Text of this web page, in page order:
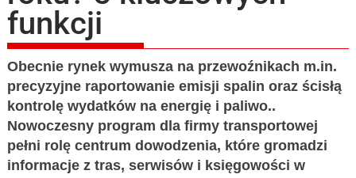
funkcji
Obecnie rynek wymusza na przewoźnikach m.in.
precyzyjne raportowanie emisji spalin oraz ścisłą
kontrolę wydatków na energię i paliwo..
Nowoczesny program dla firmy transportowej
pełni rolę centrum dowodzenia, które gromadzi
informacje z tras, serwisów i księgowości w